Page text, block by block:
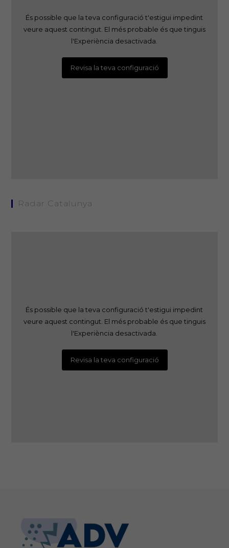
És possible que la teva configuració t'estigui impedint
veure aquest contingut. El més probable és que tinguis
l'Experiència desactivada.
Revisa la teva configuració
Radar Catalunya
És possible que la teva configuració t'estigui impedint
veure aquest contingut. El més probable és que tinguis
l'Experiència desactivada.
Revisa la teva configuració